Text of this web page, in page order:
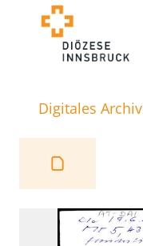
Digitales Archiv